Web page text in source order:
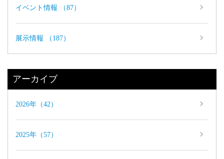
イベント情報 （87）
展示情報 （187）
アーカイブ
2026年（42）
2025年（57）